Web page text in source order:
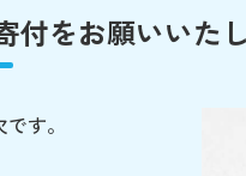
付をお願いいた
す。